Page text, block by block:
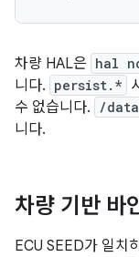
차량 HAL은 hal
니다. persist.*
수 없습니다.
/data
니다.
차량 기반 바
ECU SEED가 일치